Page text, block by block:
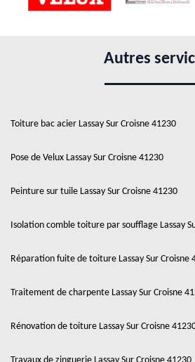
Autres
Toiture bac acier Lassay Sur Croisne 41230
Pose de Velux Lassay Sur Croisne 41230
Peinture sur tuile Lassay Sur Croisne 41230
Isolation comble toiture par soufflage Lassay
Réparation fuite de toiture Lassay Sur Croisne
Traitement de charpente Lassay Sur Croisne
Rénovation de toiture Lassay Sur Croisne